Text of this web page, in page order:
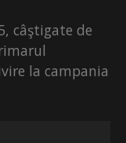
câştigate de
la campania